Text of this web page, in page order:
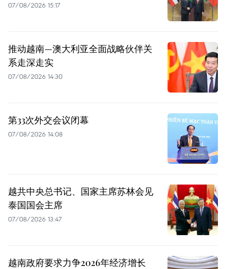
07/08/2026 15:17
推动越南—澳大利亚全面战略伙伴关
系走深走实
07/08/2026 14:30
第33次外交会议闭幕
07/08/2026 14:08
越共中央总书记、国家主席苏林会见
泰国国会主席
07/08/2026 13:47
越南政府要求力争2026年经济增长